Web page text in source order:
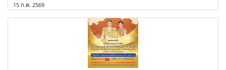
15 ก.ค. 2569